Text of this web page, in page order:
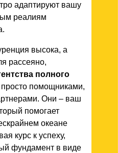
адаптируют вашу
реалиям
высока, а
рассеяно,
полного
просто помощниками,
Они – ваш
помогает
океане
курс к успеху,
фундамент в виде